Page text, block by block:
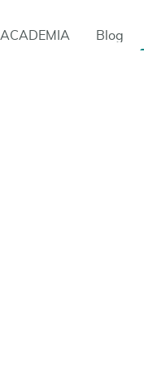
ACADEMIA Blog